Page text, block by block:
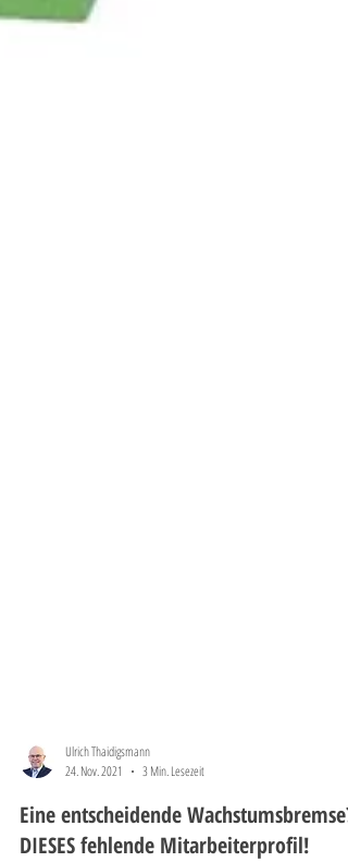
Ulrich Thaidigsmann
24. Nov. 2021
3 Min. Lesezeit